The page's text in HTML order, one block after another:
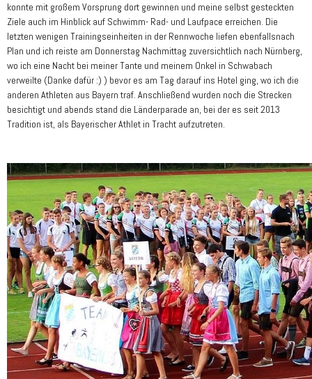
konnte mit großem Vorsprung dort gewinnen und meine selbst gesteckten
Ziele auch im Hinblick auf Schwimm- Rad- und Laufpace erreichen. Die
letzten wenigen Trainingseinheiten in der Rennwoche liefen ebenfallsnach
Plan und ich reiste am Donnerstag Nachmittag zuversichtlich nach Nürnberg,
wo ich eine Nacht bei meiner Tante und meinem Onkel in Schwabach
verweilte (Danke dafür :) ) bevor es am Tag darauf ins Hotel ging, wo ich die
anderen Athleten aus Bayern traf. Anschließend wurden noch die Strecken
besichtigt und abends stand die Länderparade an, bei der es seit 2013
Tradition ist, als Bayerischer Athlet in Tracht aufzutreten.